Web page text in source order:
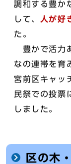
調和する豊か
して、
人が
た。
豊かで活力
なの連帯を育
宮前区キャッ
民祭での投票
しました。
区の木